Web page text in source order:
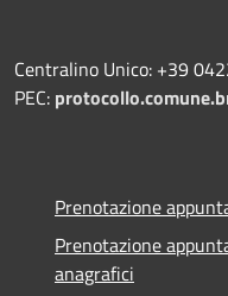
Centralino Unico: +39
PEC:
Prenotazione
Prenotazione
anagrafici